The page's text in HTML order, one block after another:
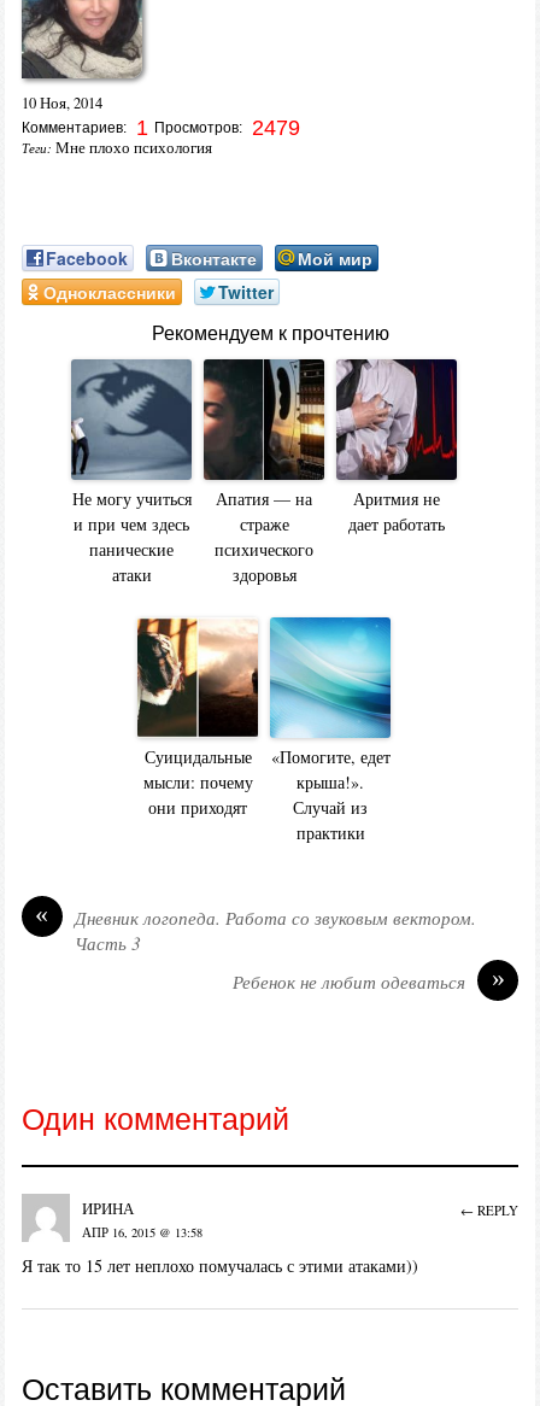
10 Ноя, 2014
Комментариев: 1 Просмотров: 2479
Теги: Мне плохо психология
Facebook Вконтакте
Мой мир
Одноклассники
Twitter
Рекомендуем к прочтению
Не могу учиться
и при чем здесь
панические
атаки
Апатия — на
страже
психического
здоровья
Аритмия не
дает работать
Суицидальные
мысли: почему
они приходят
«Помогите, едет
крыша!».
Случай из
практики
«
Дневник логопеда. Работа со звуковым вектором.
Часть 3
»
Ребенок не любит одеваться
Один комментарий
ирина
АПР 16, 2015 @ 13:58
Я так то 15 лет неплохо помучалась с этими атаками))
← REPLY
Оставить комментарий